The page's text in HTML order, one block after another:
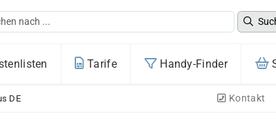
Tarife Handy-Finder
DE Kontakt